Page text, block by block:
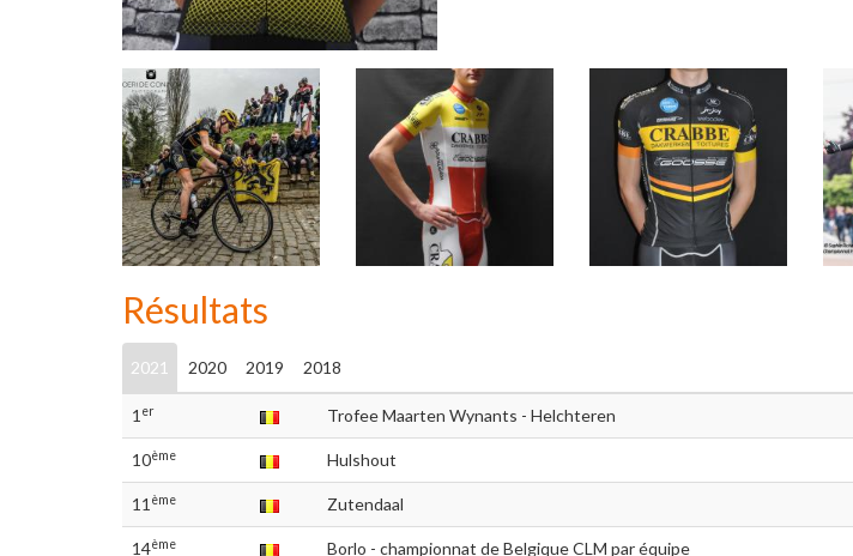
Résultats
2021 2020 2019 2018
1 er Trofee Maarten Wynants - Helchteren
10ème Hulshout
11 ème Zutendaal
14ème Borlo - championnat de Belgique CLM par équipe